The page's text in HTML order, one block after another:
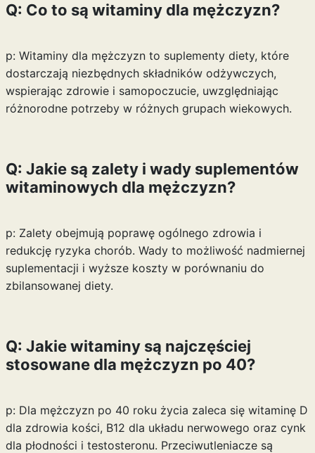
Q: Co to są witaminy dla mężczyzn?
p: Witaminy dla mężczyzn to suplementy diety, które
dostarczają niezbędnych składników odżywczych,
wspierając zdrowie i samopoczucie, uwzględniając
różnorodne potrzeby w różnych grupach wiekowych.
Q: Jakie są zalety i wady suplementów
witaminowych dla mężczyzn?
p: Zalety obejmują poprawę ogólnego zdrowia i
redukcję ryzyka chorób. Wady to możliwość nadmiernej
suplementacji i wyższe koszty w porównaniu do
zbilansowanej diety.
Q: Jakie witaminy są najczęściej
stosowane dla mężczyzn po 40?
p: Dla mężczyzn po 40 roku życia zaleca się witaminę D
dla zdrowia kości, B12 dla układu nerwowego oraz cynk
dla płodności i testosteronu. Przeciwutleniacze są